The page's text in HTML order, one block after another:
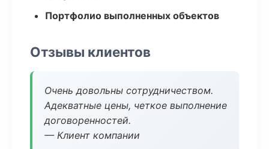
Портфолио выполненных объектов
Отзывы клиентов
Очень довольны сотрудничеством.
Адекватные цены, четкое выполнение
договоренностей.
— Клиент компании